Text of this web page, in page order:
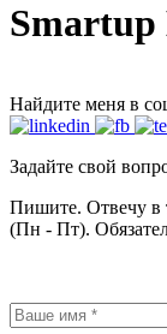
Smartup
Найдите меня в
Задайте свой
Пишите. Отвечу в
(Пн - Пт).